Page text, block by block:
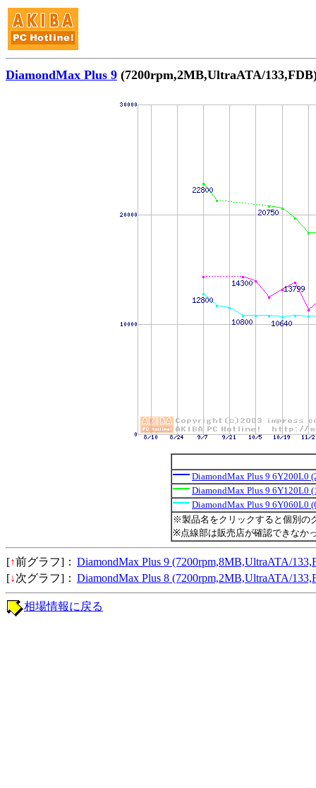
DiamondMax Plus 9 (7200rpm,2MB,UltraATA/
DiamondMax Plus 9 6Y200L0
DiamondMax Plus 9 6Y120L0
DiamondMax Plus 9 6Y060L0
※製品名をクリックすると個別の
※点線部は販売店が確認できなか
[↑前グラフ]： DiamondMax Plus 9 (7200rpm,8MB,UltraATA/
[↓次グラフ]： DiamondMax Plus 8 (7200rpm,2MB,UltraATA/
相場情報に戻る